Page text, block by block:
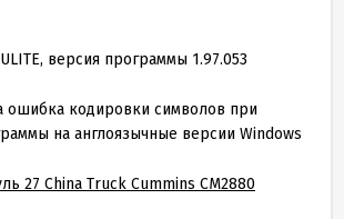
версия программы 1.97.053
ошибка кодировки символов при
на англоязычные версии Windows
27 China Truck Cummins CM2880